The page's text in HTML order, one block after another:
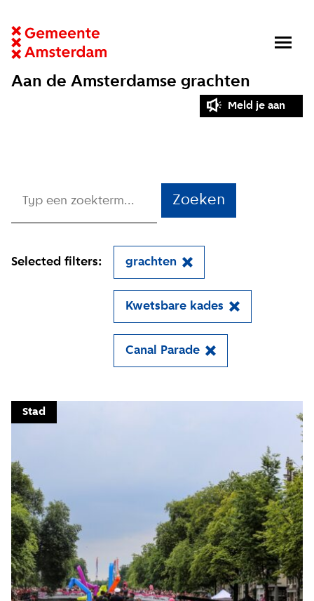
Aan de Amsterdamse grachten
Meld je aan
Meld je aan voor onze
update
reilen en zeilen rond de bruggen en
kademuren in Amsterdam. Meld je aan voor
onze updates en je mist geen verhaal!
E-mailadres
Zoeken
Selected filters: grachten
Kwetsbare kades
Canal Parade
Stad